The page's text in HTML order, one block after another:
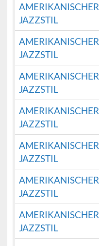
AMERIKANISCHER
JAZZSTIL
AMERIKANISCHER
JAZZSTIL
AMERIKANISCHER
JAZZSTIL
AMERIKANISCHER
JAZZSTIL
AMERIKANISCHER
JAZZSTIL
AMERIKANISCHER
JAZZSTIL
AMERIKANISCHER
JAZZSTIL